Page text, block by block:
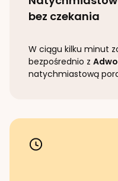
bez czekania
W ciągu kilku minut
bezpośrednio z
natychmiastową